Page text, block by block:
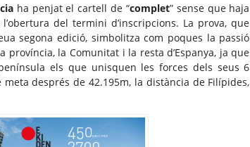
ha penjat el cartell de “complet” sense que haja
del termini d’inscripcions. La prova, que
segona edició, simbolitza com poques la passió
província, la Comunitat i la resta d’Espanya, ja que
els que unisquen les forces dels seus 6
després de 42.195m, la distància de Filípides,